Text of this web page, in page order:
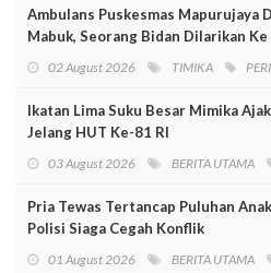
Ambulans Puskesmas Mapurujaya
Mabuk, Seorang Bidan Dilarikan Ke
02 August 2026 TIMIKA
Ikatan Lima Suku Besar Mimika
Jelang HUT Ke-81 RI
03 August 2026 BERITA UTAMA
Pria Tewas Tertancap Puluhan
Polisi Siaga Cegah Konflik
01 August 2026 BERITA UTAMA